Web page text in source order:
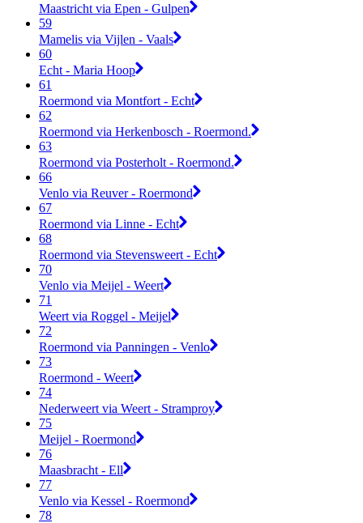
Maastricht via Epen - Gulpen
59
Mamelis via Vijlen - Vaals
60
Echt - Maria Hoop
61
Roermond via Montfort - Echt
62
Roermond via Herkenbosch - Roermond.
63
Roermond via Posterholt - Roermond.
66
Venlo via Reuver - Roermond
67
Roermond via Linne - Echt
68
Roermond via Stevensweert - Echt
70
Venlo via Meijel - Weert
71
Weert via Roggel - Meijel
72
Roermond via Panningen - Venlo
73
Roermond - Weert
74
Nederweert via Weert - Stramproy
75
Meijel - Roermond
76
Maasbracht - Ell
77
Venlo via Kessel - Roermond
78